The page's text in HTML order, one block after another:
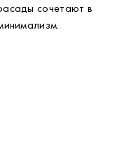
сочетают в